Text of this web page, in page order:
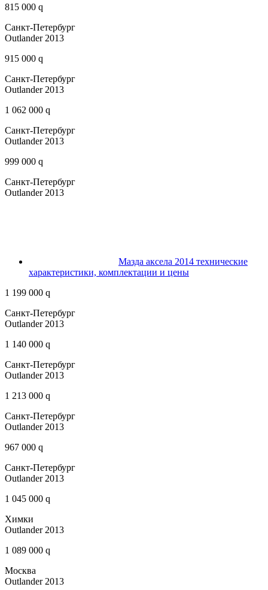
815 000 q
Санкт-Петербург
Outlander 2013
915 000 q
Санкт-Петербург
Outlander 2013
1 062 000 q
Санкт-Петербург
Outlander 2013
999 000 q
Санкт-Петербург
Outlander 2013
Мазда аксела 2014 технические
характеристики, комплектации и цены
1 199 000 q
Санкт-Петербург
Outlander 2013
1 140 000 q
Санкт-Петербург
Outlander 2013
1 213 000 q
Санкт-Петербург
Outlander 2013
967 000 q
Санкт-Петербург
Outlander 2013
1 045 000 q
Химки
Outlander 2013
1 089 000 q
Москва
Outlander 2013